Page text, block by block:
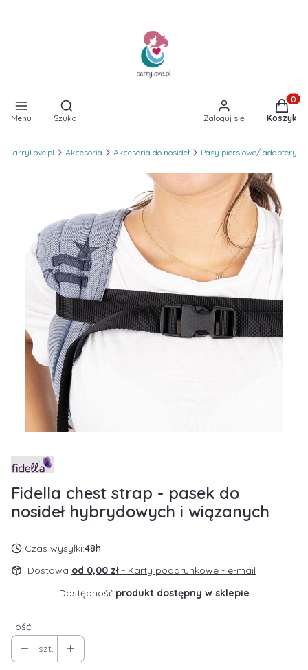
Menu
Otwórz wyszukiwarkę
Szukaj Zaloguj się Koszyk
CarryLove.pl Akcesoria Akcesoria do nosideł Pasy piersiowe/ adaptery
Fidella chest strap - pasek do
nosideł hybrydowych i wiązanych
Czas wysyłki:48h
Dostawa od 0,00 zł - Karty podarunkowe - e-mail
Dostępność:produkt dostępny w sklepie
Ilość
szt.